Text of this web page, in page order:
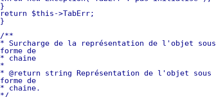
}
return $this->TabErr;
}
/**
* Surcharge de la représentation de l'objet sous
forme de
* chaine
*
* @return string Représentation de l'objet sous
forme de
* chaine.